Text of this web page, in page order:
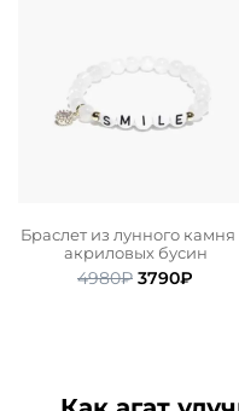
Браслет из лунного камня
акриловых бусин
4980₽ 3790₽